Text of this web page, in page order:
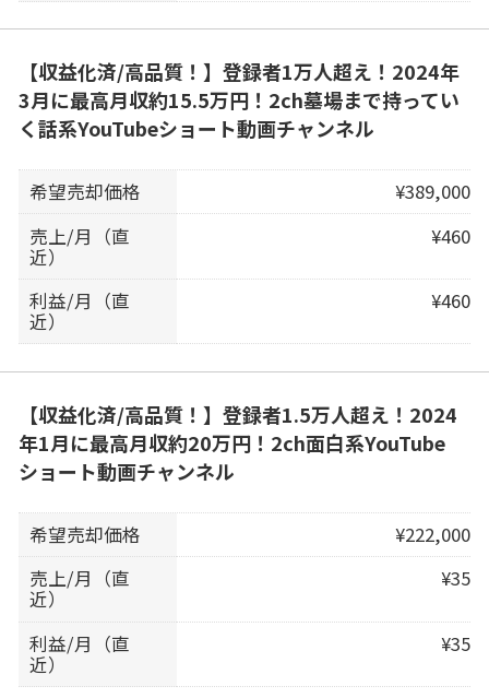
【収益化済/高品質！】登録者1万人超え！2024年
3月に最高月収約15.5万円！2ch墓場まで持ってい
く話系YouTubeショート動画チャンネル
希望売却価格
¥389,000
売上/月（直
近）
¥460
利益/月（直
近）
¥460
【収益化済/高品質！】登録者1.5万人超え！2024
年1月に最高月収約20万円！2ch面白系YouTube
ショート動画チャンネル
希望売却価格
¥222,000
売上/月（直
近）
¥35
利益/月（直
近）
¥35